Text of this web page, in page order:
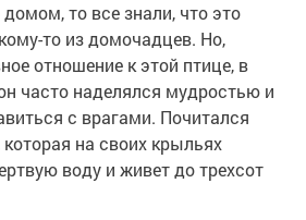
то все знали, что это
то из домочадцев. Но,
отношение к этой птице, в
часто наделялся мудростью и
с врагами. Почитался
на своих крыльях
воду и живет до трехсот